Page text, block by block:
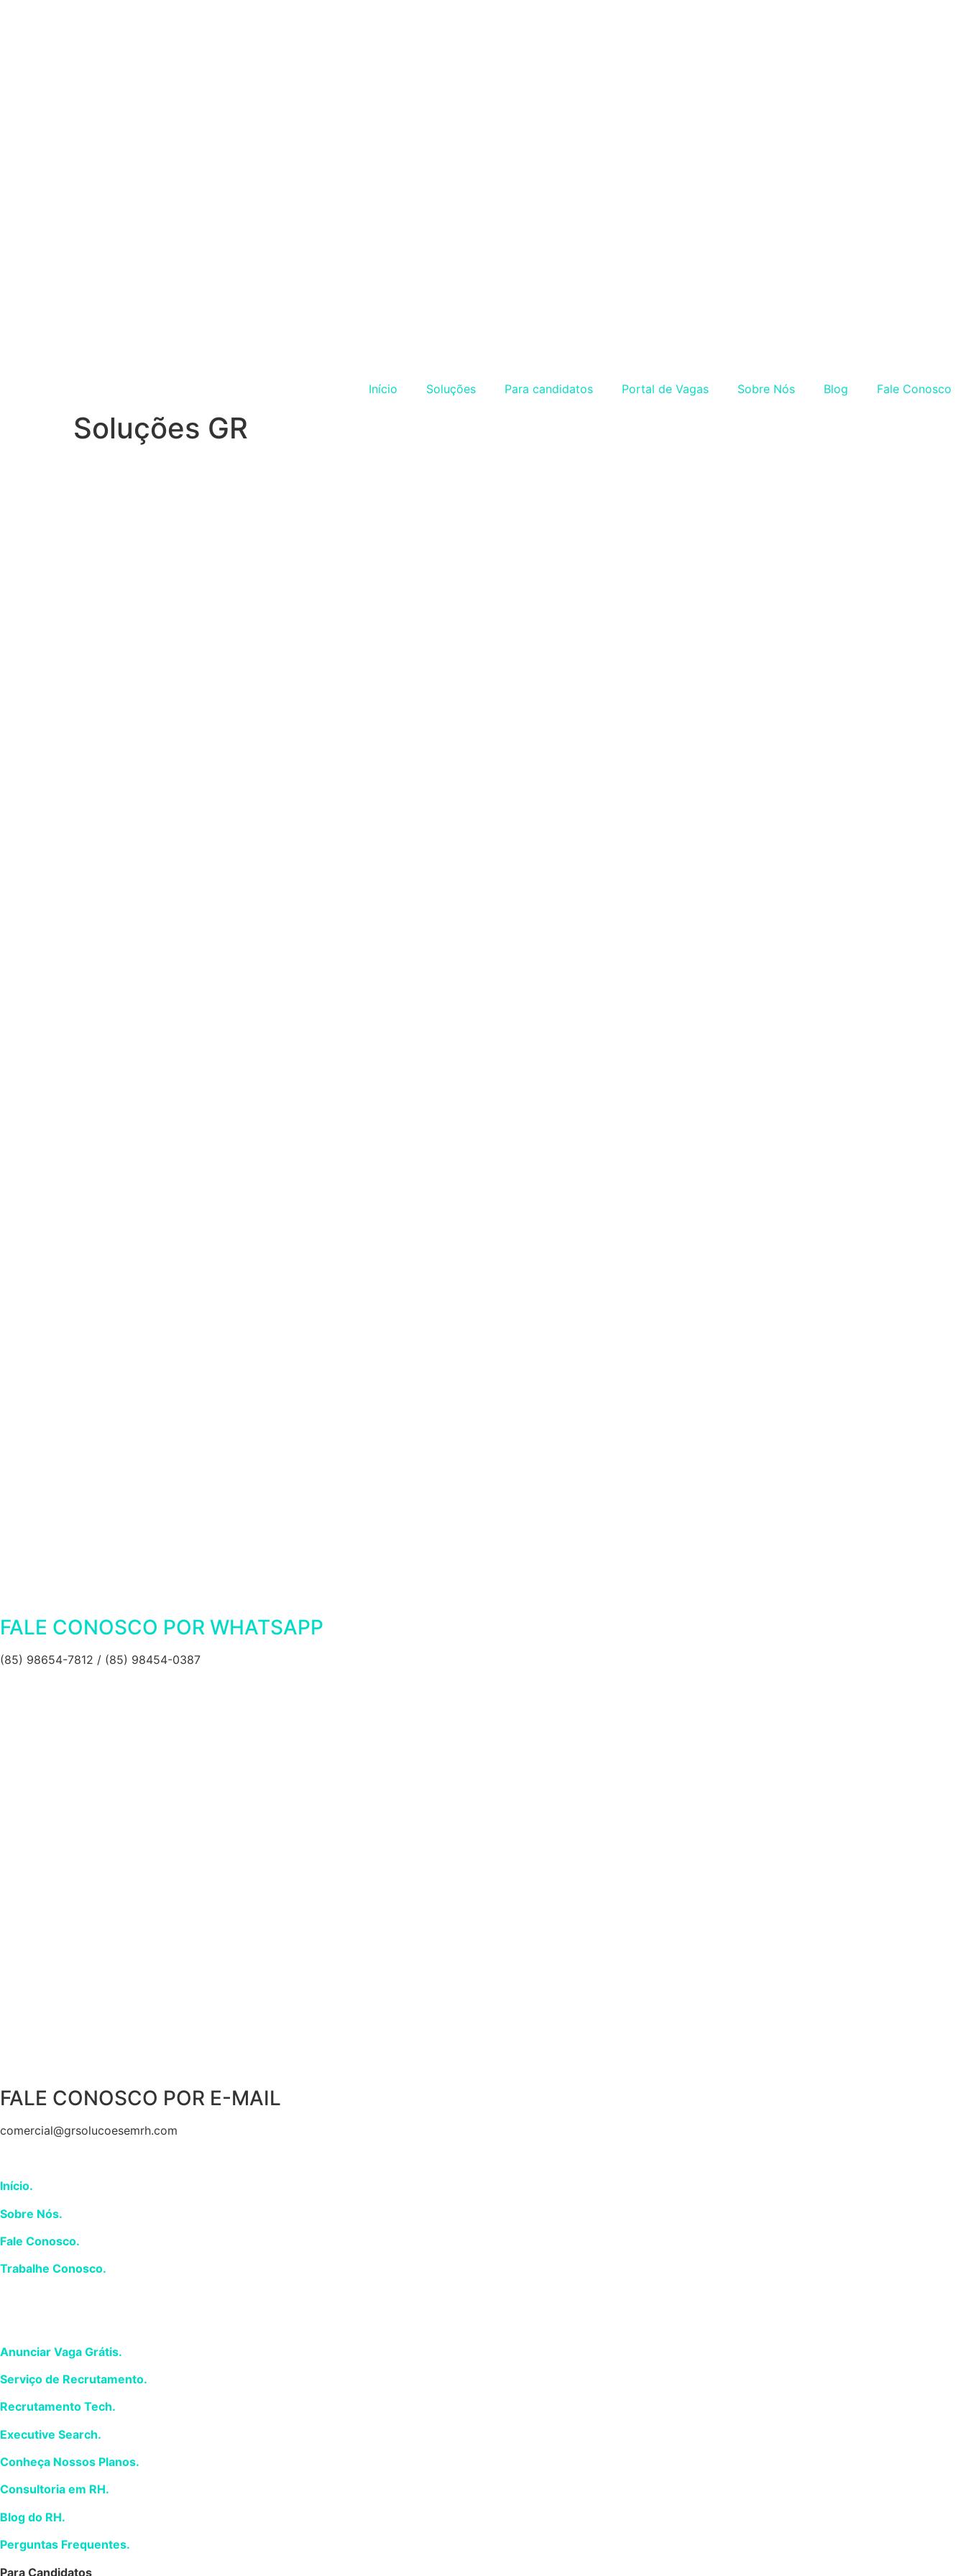
Início Soluções Para candidatos Portal de Vagas Sobre Nós Blog Fale Conosco
Soluções GR
FALE CONOSCO POR WHATSAPP
(85) 98654-7812 / (85) 98454-0387
FALE CONOSCO POR E-MAIL
comercial@grsolucoesemrh.com
Início.
Sobre Nós.
Fale Conosco.
Trabalhe Conosco.
Anunciar Vaga Grátis.
Serviço de Recrutamento.
Recrutamento Tech.
Executive Search.
Conheça Nossos Planos.
Consultoria em RH.
Blog do RH.
Perguntas Frequentes.
Para Candidatos